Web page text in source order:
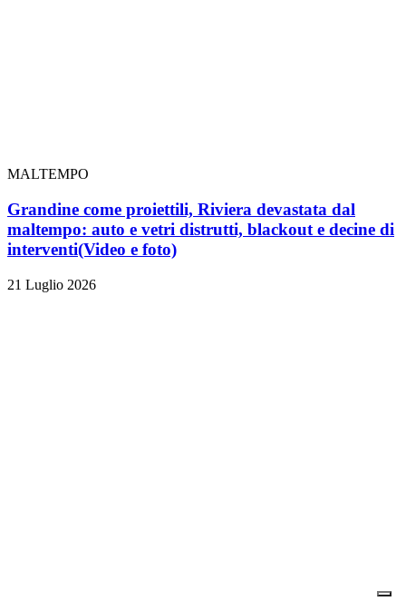
MALTEMPO
Grandine come proiettili, Riviera devastata dal
maltempo: auto e vetri distrutti, blackout e decine di
interventi(Video e foto)
21 Luglio 2026